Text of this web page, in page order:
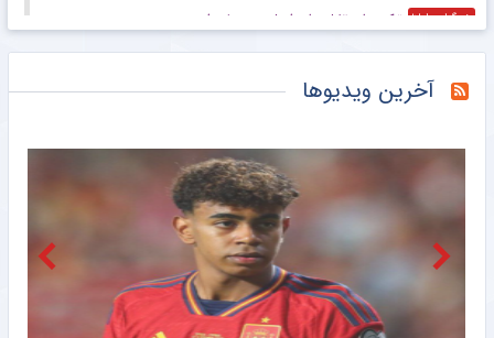
خبرگزاری ایلنا ترکیب استقلال برای فصل جدید لو رفت
تماس شوکه کننده موری با علیمنصور!
مربی سابق پرسپولیس برای همراهی استقلال در راه ایران
خبرگزاری تابناک رکوردهای ملی‌پوشان دوومیدانی ایران بدون امتیاز جهانی/ اشتباه یا ناآگاهی فدراسیون در انتخاب جام بلاروس
دستیار سابق قلعه‌نویی عضو کادر فنی تیم ملی ایتالیا شد
آخرین ویدیوها